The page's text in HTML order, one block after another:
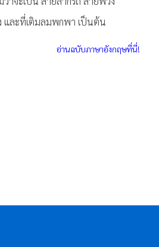
และที่เติมลมพกพา เป็นต้น
อ่านฉบับภาษาอังกฤษที่นี่!